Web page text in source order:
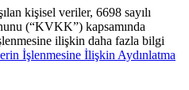
kişisel veriler, 6698 sayılı
(“KVKK”) kapsamında
ilişkin daha fazla bilgi
İşlenmesine İlişkin Aydınlatma